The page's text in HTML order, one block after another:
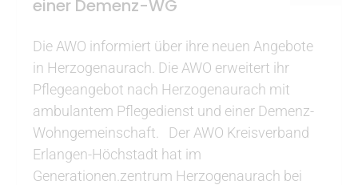
in Herzogenaurach. Die AWO erweitert ihr
Pflegeangebot nach Herzogenaurach mit
ambulantem Pflegedienst und einer Demenz-
Wohngemeinschaft. Der AWO Kreisverband
Erlangen-Höchstadt hat im
Generationen.zentrum Herzogenaurach bei
einer Infoveranstaltung über seine neuen Pläne